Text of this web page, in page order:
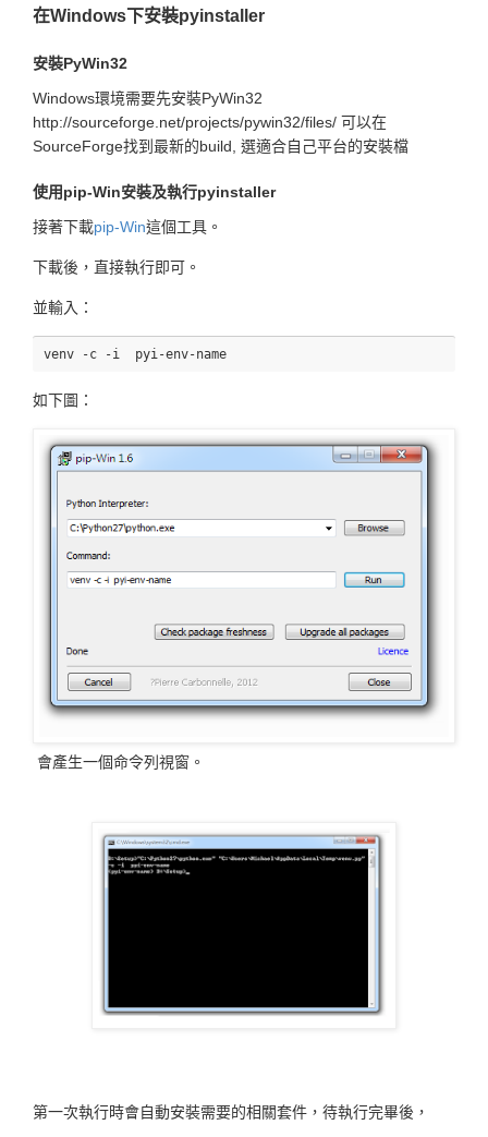
在Windows下安裝pyinstaller
安裝PyWin32
Windows環境需要先安裝PyWin32
http://sourceforge.net/projects/pywin32/files/ 可以在
SourceForge找到最新的build, 選適合自己平台的安裝檔
使用pip-Win安裝及執行pyinstaller
接著下載pip-Win這個工具。
下載後，直接執行即可。
並輸入：
如下圖：
會產生一個命令列視窗。
第一次執行時會自動安裝需要的相關套件，待執行完畢後，